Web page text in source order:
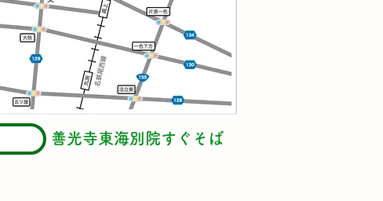
​善光寺東海別院すぐそば